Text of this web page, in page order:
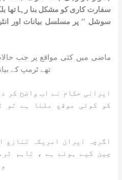
سفارت کاری کو مشکل بنا رہا تھا
سوشل ‘‘ پر مسلسل بیانات اور
ماضی میں کئی مواقع پر جب
تھے ٹرمپ کے
ایرانی حکام نے اب واضح کر
کو کوئی موقع ملنا ہے تو
اگرچہ ایران امریکہ تنازع
چین کیے ہوئے ہے ، تاہم